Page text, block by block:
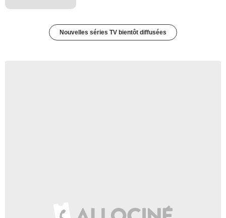
Nouvelles séries TV bientôt diffusées